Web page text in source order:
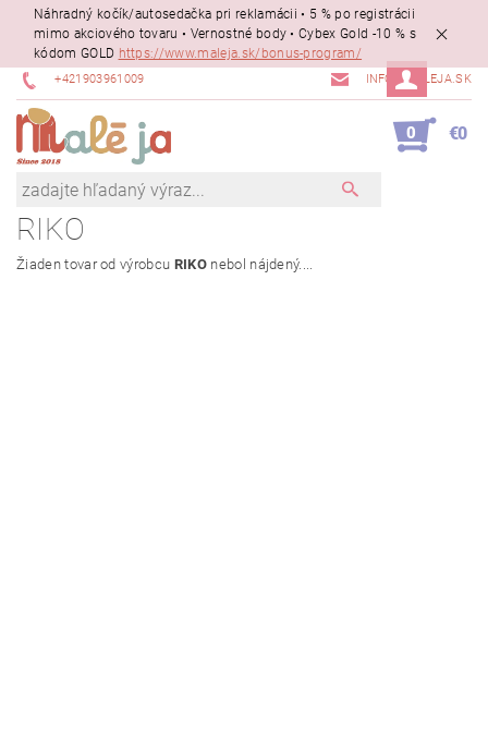
Náhradný kočík/autosedačka pri reklamácii • 5 % po registrácii
mimo akciového tovaru • Vernostné body • Cybex Gold -10 % s
kódom GOLD https://www.maleja.sk/bonus-program/
+421903961009 INFO@MALEJA.SK
0 €0
RIKO
Žiaden tovar od výrobcu RIKOnebol nájdený....